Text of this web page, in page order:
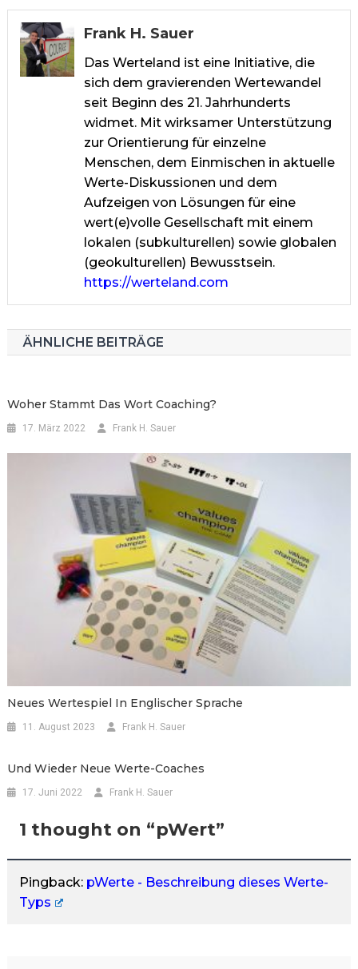
Frank H. Sauer
Das Werteland ist eine Initiative, die
sich dem gravierenden Wertewandel
seit Beginn des 21. Jahrhunderts
widmet. Mit wirksamer Unterstützung
zur Orientierung für einzelne
Menschen, dem Einmischen in aktuelle
Werte-Diskussionen und dem
Aufzeigen von Lösungen für eine
wert(e)volle Gesellschaft mit einem
lokalen (subkulturellen) sowie globalen
(geokulturellen) Bewusstsein.
https://werteland.com
ÄHNLICHE BEITRÄGE
Woher Stammt Das Wort Coaching?
17. März 2022 Frank H. Sauer
Neues Wertespiel In Englischer Sprache
11. August 2023 Frank H. Sauer
Und Wieder Neue Werte-Coaches
17. Juni 2022 Frank H. Sauer
1 thought on “pWert”
Pingback: pWerte - Beschreibung dieses Werte-
Typs